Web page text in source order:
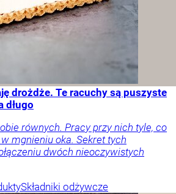
drożdże. Te racuchy są puszyste
długo
równych. Pracy przy nich tyle, co
mgnieniu oka. Sekret tych
dwóch nieoczywistych
Składniki odżywcze